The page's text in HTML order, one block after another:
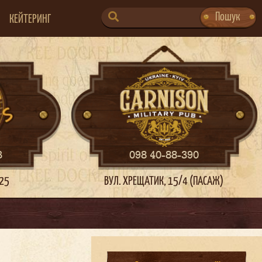
КЕЙТЕРИНГ
SEARCH
FOR:
Пошук
098 40-88-390
ВУЛ. ХРЕЩАТИК, 15/4 (ПАСАЖ)